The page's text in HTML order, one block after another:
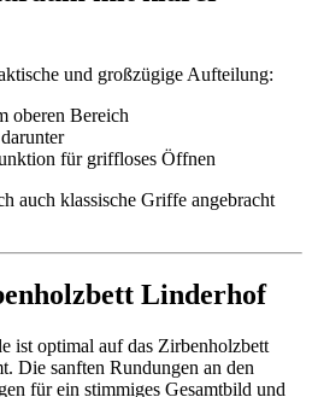
und großzügige Aufteilung:
oberen Bereich
für griffloses Öffnen
auch klassische Griffe angebracht
Linderhof
ist optimal auf das Zirbenholzbett
Die sanften Rundungen an den
für ein stimmiges Gesamtbild und